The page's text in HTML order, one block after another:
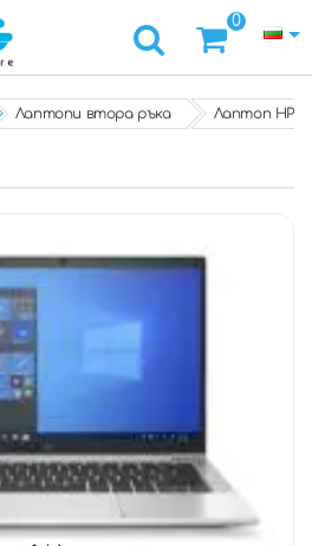
0
Лаптопи втора ръка Лаптоп HP